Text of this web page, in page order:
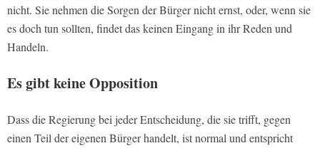
nicht. Sie nehmen die Sorgen der Bürger nicht ernst, oder, wenn sie
es doch tun sollten, findet das keinen Eingang in ihr Reden und
Handeln.
Es gibt keine Opposition
Dass die Regierung bei jeder Entscheidung, die sie trifft, gegen
einen Teil der eigenen Bürger handelt, ist normal und entspricht